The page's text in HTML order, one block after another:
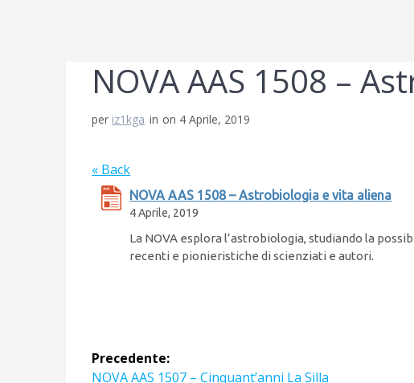
NOVA AAS 1508 –
per iz1kga in on 4 Aprile, 2019
« Back
NOVA AAS 1508 – Astrobiologia e vita aliena
4 Aprile, 2019
La NOVA esplora l’astrobiologia, studiando la
recenti e pionieristiche di scienziati e autori.
Navigazione
Precedente:
Articolo
NOVA AAS 1507 – Cinquant’anni La Silla